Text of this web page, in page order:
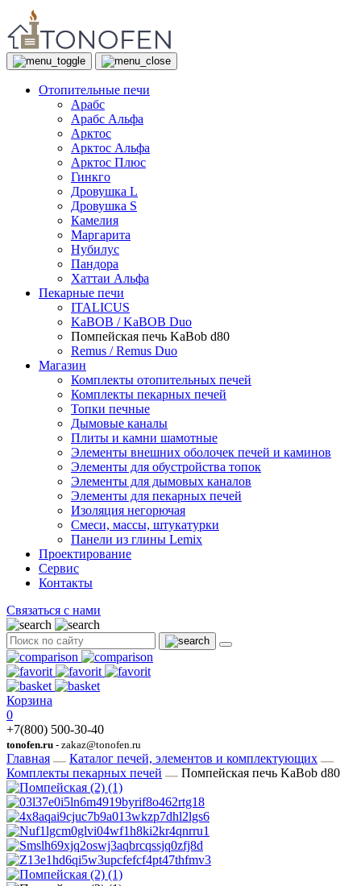
Отопительные печи
Арабс
Арабс Альфа
Арктос
Арктос Альфа
Арктос Плюс
Гинкго
Дровушка L
Дровушка S
Камелия
Маргарита
Нубилус
Пандора
Хаттаи Альфа
Пекарные печи
ITALICUS
KaBOB / KaBOB Duo
Помпейская печь KaBob d80
Remus / Remus Duo
Магазин
Комплекты отопительных печей
Комплекты пекарных печей
Топки печные
Дымовые каналы
Плиты и камни шамотные
Элементы внешних оболочек печей и каминов
Элементы для обустройства топок
Элементы для дымовых каналов
Элементы для пекарных печей
Изоляция негорючая
Смеси, массы, штукатурки
Панели из глины Lemix
Проектирование
Сервис
Контакты
Связаться с нами
Корзина
0
+7(800) 500-30-40
tonofen.ru - zakaz@tonofen.ru
Главная
Каталог печей, элементов и комплектующих
Комплекты пекарных печей
Помпейская печь KaBob d80